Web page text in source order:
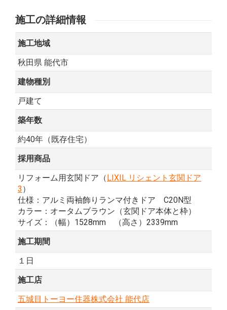
施工の詳細情報
施工地域
秋田県 能代市
建物種別
戸建て
築年数
約40年（既存住宅）
採用商品
リフォーム用玄関ドア（LIXIL リシェント玄関ドア
3 ）
仕様：アルミ両袖飾りランマ付きドア C20N型
カラー：オータムブラウン（玄関ドア本体と枠）
サイズ：（幅）1528mm （高さ）2339mm
施工期間
１日
施工店
五城目トーヨー住器株式会社 能代店